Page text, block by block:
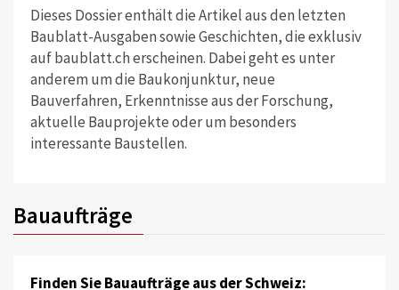
Dieses Dossier enthält die Artikel aus den letzten
Baublatt-Ausgaben sowie Geschichten, die exklusiv
auf baublatt.ch erscheinen. Dabei geht es unter
anderem um die Baukonjunktur, neue
Bauverfahren, Erkenntnisse aus der Forschung,
aktuelle Bauprojekte oder um besonders
interessante Baustellen.
Bauaufträge
Finden Sie Bauaufträge aus der Schweiz: